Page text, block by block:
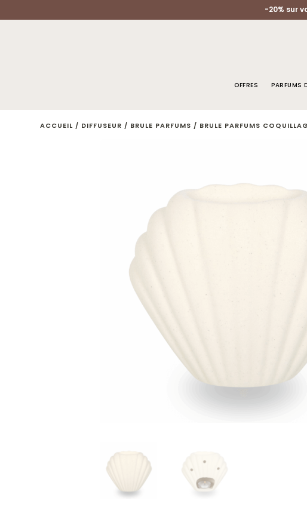
-20% sur
OFFRES PARFUMS
ACCUEIL / DIFFUSEUR / BRULE PARFUMS / BRULE PARFUMS